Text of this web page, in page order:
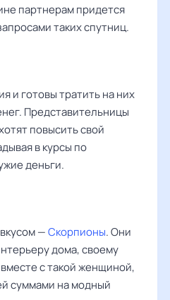
партнерам придется
таких спутниц.
и готовы тратить на них
Представительницы
повысить свой
в курсы по
деньги.
—Скорпионы. Они
дома, своему
с такой женщиной,
суммами на модный